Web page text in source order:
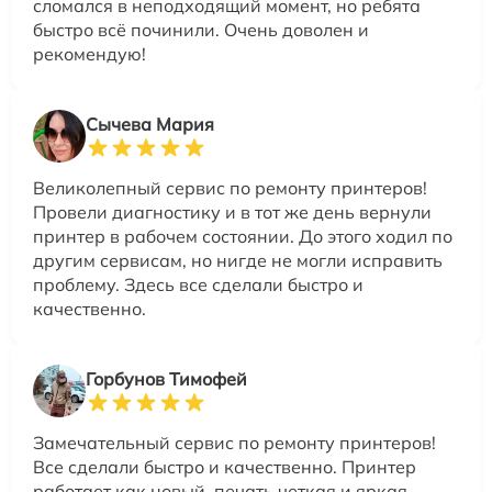
сломался в неподходящий момент, но ребята
быстро всё починили. Очень доволен и
рекомендую!
Сычева Мария
Великолепный сервис по ремонту принтеров!
Провели диагностику и в тот же день вернули
принтер в рабочем состоянии. До этого ходил по
другим сервисам, но нигде не могли исправить
проблему. Здесь все сделали быстро и
качественно.
Горбунов Тимофей
Замечательный сервис по ремонту принтеров!
Все сделали быстро и качественно. Принтер